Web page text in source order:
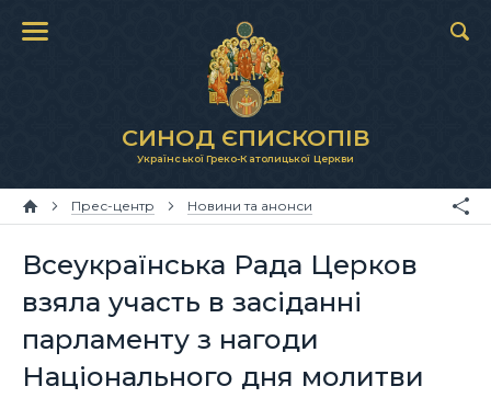
СИНОД ЄПИСКОПІВ
Української Греко-Католицької Церкви
Прес-центр Новини та анонси
Всеукраїнська Рада Церков
взяла участь в засіданні
парламенту з нагоди
Національного дня молитви